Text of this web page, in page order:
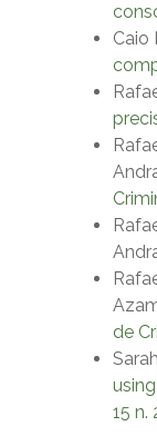
Caio
de
15 n.